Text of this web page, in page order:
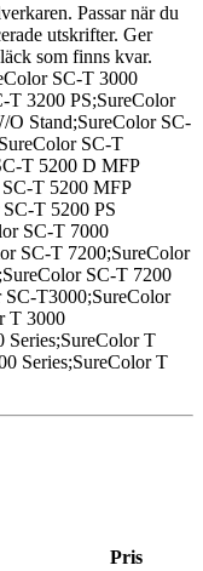
Passar när du
utskrifter. Ger
som finns kvar.
SC-T 3000
T 3200 PS;SureColor
O Stand;SureColor SC-
SC-T
T 5200 D MFP
T 5200 MFP
T 5200 PS
SC-T 7000
SC-T 7200;SureColor
SC-T 7200
SC-T3000;SureColor
T 3000
Series;SureColor T
Series;SureColor T
Pris